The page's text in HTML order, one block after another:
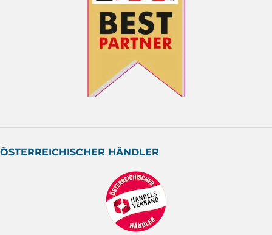
ÖSTERREICHISCHER HÄNDLER